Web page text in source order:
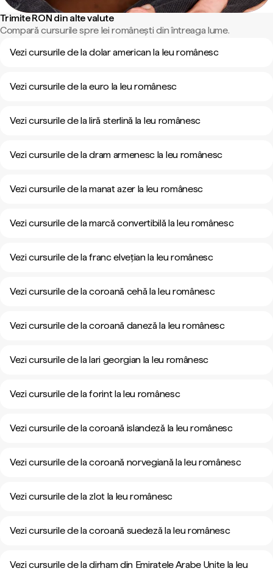
Trimite RON din alte valute
Compară cursurile spre lei românești din întreaga lume.
Vezi cursurile de la dolar american la leu românesc
Vezi cursurile de la euro la leu românesc
Vezi cursurile de la liră sterlină la leu românesc
Vezi cursurile de la dram armenesc la leu românesc
Vezi cursurile de la manat azer la leu românesc
Vezi cursurile de la marcă convertibilă la leu românesc
Vezi cursurile de la franc elvețian la leu românesc
Vezi cursurile de la coroană cehă la leu românesc
Vezi cursurile de la coroană daneză la leu românesc
Vezi cursurile de la lari georgian la leu românesc
Vezi cursurile de la forint la leu românesc
Vezi cursurile de la coroană islandeză la leu românesc
Vezi cursurile de la coroană norvegiană la leu românesc
Vezi cursurile de la zlot la leu românesc
Vezi cursurile de la coroană suedeză la leu românesc
Vezi cursurile de la dirham din Emiratele Arabe Unite la leu